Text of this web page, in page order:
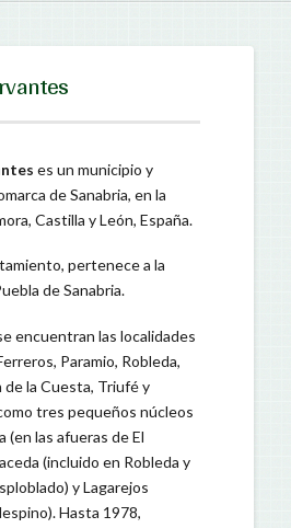
es un municipio y
de Sanabria, en la
Castilla y León, España.
pertenece a la
de Sanabria.
encuentran las localidades
Paramio, Robleda,
de la Cuesta, Triufé y
tres pequeños núcleos
(en las afueras de El
(incluido en Robleda y
y Lagarejos
Hasta 1978,